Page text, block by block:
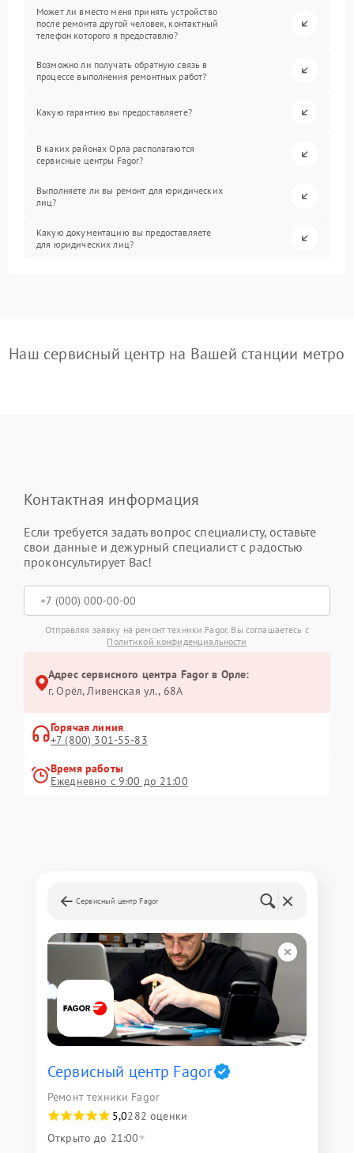
Может ли вместо меня принять устройство
после ремонта другой человек, контактный
телефон которого я предоставлю?
Возможно ли получать обратную связь в
процессе выполнения ремонтных работ?
Какую гарантию вы предоставляете?
В каких районах Орла располагаются
сервисные центры Fagor?
Выполняете ли вы ремонт для юридических
лиц?
Какую документацию вы предоставляете
для юридических лиц?
Наш сервисный центр на Вашей станции метро
Контактная информация
Если требуется задать вопрос специалисту, оставьте
свои данные и дежурный специалист с радостью
проконсультирует Вас!
Отправляя заявку на ремонт техники Fagor, Вы соглашаетесь с
Политикой конфиденциальности
Адрес сервисного центра Fagor в Орле:
г. Орёл, Ливенская ул., 68А
Горячая линия
+7 (800) 301-55-83
Время работы
Ежедневно с 9:00 до 21:00
Сервисный центр Fagor
Сервисный центр Fagor
Ремонт техники Fagor
5,0282 оценки
Открыто до 21:00